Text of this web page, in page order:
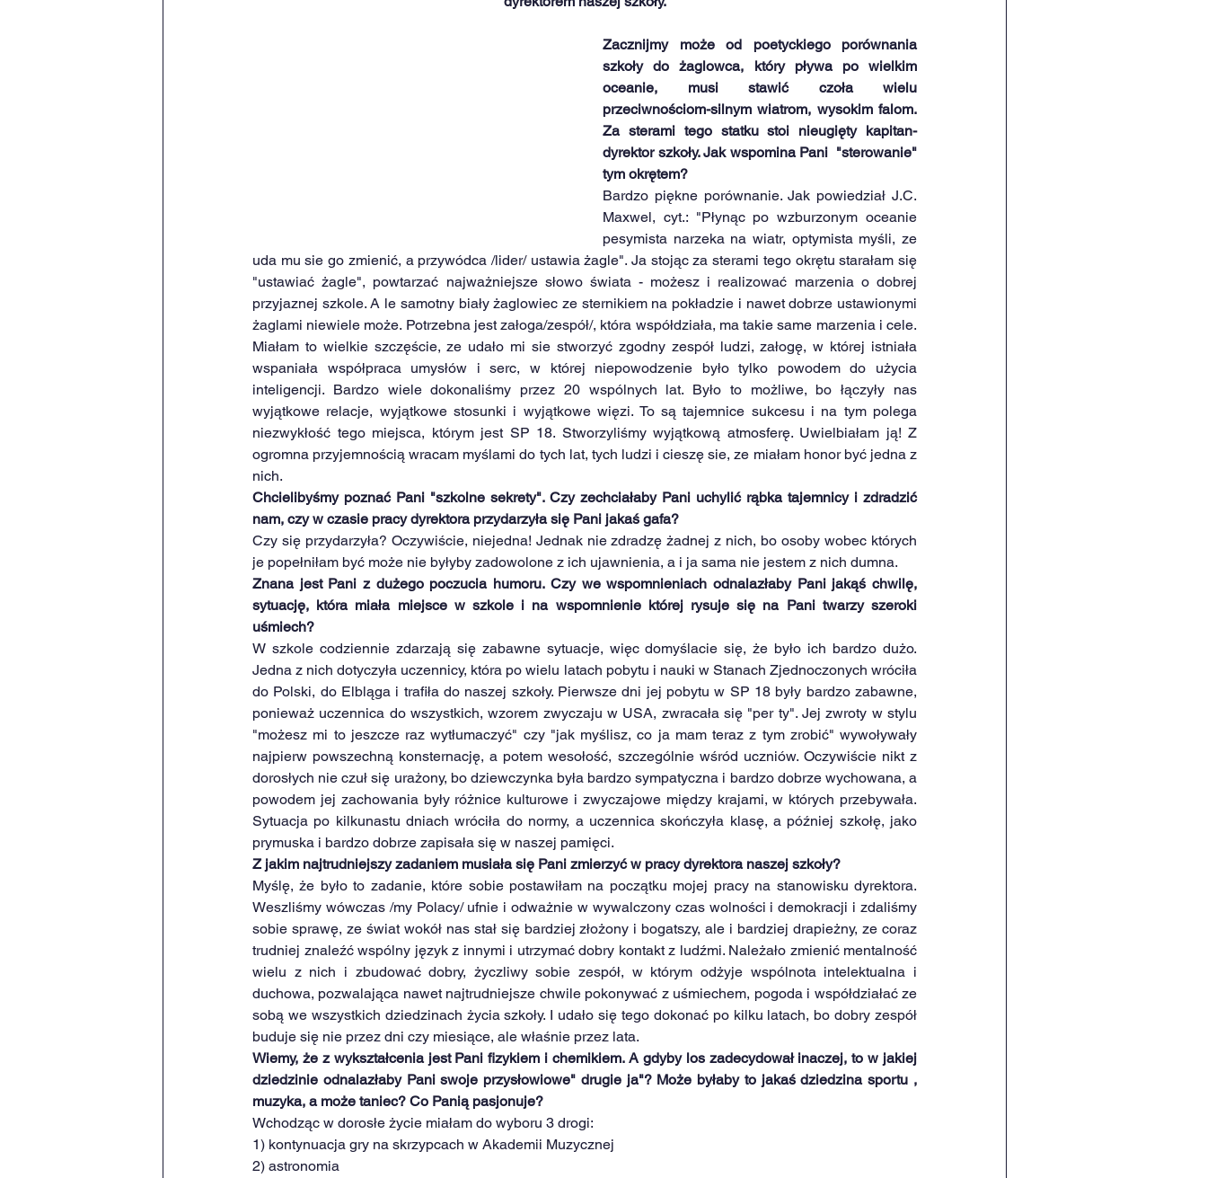
Zacznijmy może od poetyckiego porównania
szkoły do żaglowca, który pływa po wielkim
oceanie, musi stawić czoła wielu
przeciwnościom-silnym wiatrom, wysokim falom.
Za sterami tego statku stoi nieugięty kapitan-
dyrektor szkoły. Jak wspomina Pani  "sterowanie"
tym okrętem?
Bardzo piękne porównanie. Jak powiedział J.C.
Maxwel, cyt.: "Płynąc po wzburzonym oceanie
pesymista narzeka na wiatr, optymista myśli, ze
uda mu sie go zmienić, a przywódca /lider/ ustawia żagle". Ja stojąc za sterami tego okrętu starałam się
"ustawiać żagle", powtarzać najważniejsze słowo świata - możesz i realizować marzenia o dobrej
przyjaznej szkole. A le samotny biały żaglowiec ze sternikiem na pokładzie i nawet dobrze ustawionymi
żaglami niewiele może. Potrzebna jest załoga/zespół/, która współdziała, ma takie same marzenia i cele.
Miałam to wielkie szczęście, ze udało mi sie stworzyć zgodny zespół ludzi, załogę, w której istniała
wspaniała współpraca umysłów i serc, w której niepowodzenie było tylko powodem do użycia
inteligencji. Bardzo wiele dokonaliśmy przez 20 wspólnych lat. Było to możliwe, bo łączyły nas
wyjątkowe relacje, wyjątkowe stosunki i wyjątkowe więzi. To są tajemnice sukcesu i na tym polega
niezwykłość tego miejsca, którym jest SP 18. Stworzyliśmy wyjątkową atmosferę. Uwielbiałam ją! Z
ogromna przyjemnością wracam myślami do tych lat, tych ludzi i cieszę sie, ze miałam honor być jedna z
nich.
Chcielibyśmy poznać Pani "szkolne sekrety". Czy zechciałaby Pani uchylić rąbka tajemnicy i zdradzić
nam, czy w czasie pracy dyrektora przydarzyła się Pani jakaś gafa?
Czy się przydarzyła? Oczywiście, niejedna! Jednak nie zdradzę żadnej z nich, bo osoby wobec których
je popełniłam być może nie byłyby zadowolone z ich ujawnienia, a i ja sama nie jestem z nich dumna.
Znana jest Pani z dużego poczucia humoru. Czy we wspomnieniach odnalazłaby Pani jakąś chwilę,
sytuację, która miała miejsce w szkole i na wspomnienie której rysuje się na Pani twarzy szeroki
uśmiech?
W szkole codziennie zdarzają się zabawne sytuacje, więc domyślacie się, że było ich bardzo dużo.
Jedna z nich dotyczyła uczennicy, która po wielu latach pobytu i nauki w Stanach Zjednoczonych wróciła
do Polski, do Elbląga i trafiła do naszej szkoły. Pierwsze dni jej pobytu w SP 18 były bardzo zabawne,
ponieważ uczennica do wszystkich, wzorem zwyczaju w USA, zwracała się "per ty". Jej zwroty w stylu
"możesz mi to jeszcze raz wytłumaczyć" czy "jak myślisz, co ja mam teraz z tym zrobić" wywoływały
najpierw powszechną konsternację, a potem wesołość, szczególnie wśród uczniów. Oczywiście nikt z
dorosłych nie czuł się urażony, bo dziewczynka była bardzo sympatyczna i bardzo dobrze wychowana, a
powodem jej zachowania były różnice kulturowe i zwyczajowe między krajami, w których przebywała.
Sytuacja po kilkunastu dniach wróciła do normy, a uczennica skończyła klasę, a później szkołę, jako
prymuska i bardzo dobrze zapisała się w naszej pamięci.
Z jakim najtrudniejszy zadaniem musiała się Pani zmierzyć w pracy dyrektora naszej szkoły?
Myślę, że było to zadanie, które sobie postawiłam na początku mojej pracy na stanowisku dyrektora.
Weszliśmy wówczas /my Polacy/ ufnie i odważnie w wywalczony czas wolności i demokracji i zdaliśmy
sobie sprawę, ze świat wokół nas stał się bardziej złożony i bogatszy, ale i bardziej drapieżny, ze coraz
trudniej znaleźć wspólny język z innymi i utrzymać dobry kontakt z ludźmi. Należało zmienić mentalność
wielu z nich i zbudować dobry, życzliwy sobie zespół, w którym odżyje wspólnota intelektualna i
duchowa, pozwalająca nawet najtrudniejsze chwile pokonywać z uśmiechem, pogoda i współdziałać ze
sobą we wszystkich dziedzinach życia szkoły. I udało się tego dokonać po kilku latach, bo dobry zespół
buduje się nie przez dni czy miesiące, ale właśnie przez lata.
Wiemy, że z wykształcenia jest Pani fizykiem i chemikiem. A gdyby los zadecydował inaczej, to w jakiej
dziedzinie odnalazłaby Pani swoje przysłowiowe" drugie ja"? Może byłaby to jakaś dziedzina sportu ,
muzyka, a może taniec? Co Panią pasjonuje?
Wchodząc w dorosłe życie miałam do wyboru 3 drogi:
1) kontynuacja gry na skrzypcach w Akademii Muzycznej
2) astronomia